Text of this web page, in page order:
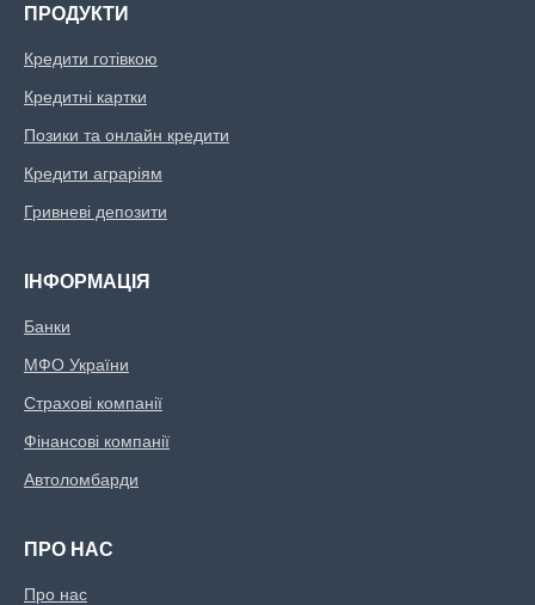
ПРОДУКТИ
Кредити готівкою
Кредитні картки
Позики та онлайн кредити
Кредити аграріям
Гривневі депозити
ІНФОРМАЦІЯ
Банки
МФО України
Страхові компанії
Фінансові компанії
Автоломбарди
ПРО НАС
Про нас